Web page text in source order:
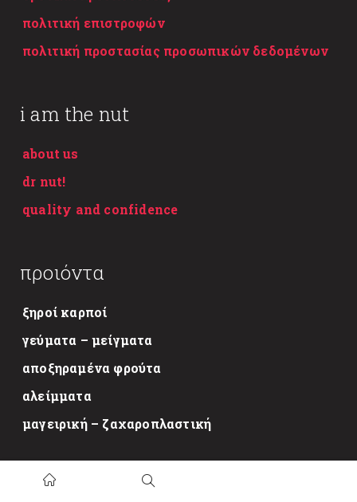
πολιτική επιστροφών
πολιτική προστασίας προσωπικών δεδομένων
i am the nut
about us
dr nut!
quality and confidence
προιόντα
ξηροί καρποί
γεύματα – μείγματα
αποξηραμένα φρούτα
αλείμματα
μαγειρική – ζαχαροπλαστική